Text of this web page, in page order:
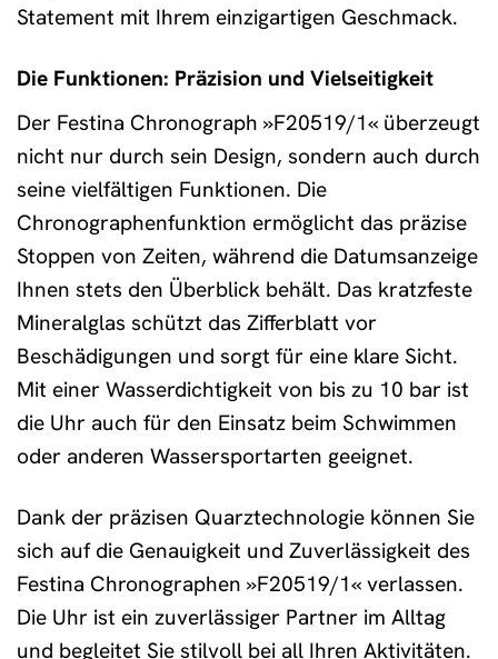
Statement mit Ihrem einzigartigen Geschmack.
Die Funktionen: Präzision und Vielseitigkeit
Der Festina Chronograph »F20519/1« überzeugt
nicht nur durch sein Design, sondern auch durch
seine vielfältigen Funktionen. Die
Chronographenfunktion ermöglicht das präzise
Stoppen von Zeiten, während die Datumsanzeige
Ihnen stets den Überblick behält. Das kratzfeste
Mineralglas schützt das Zifferblatt vor
Beschädigungen und sorgt für eine klare Sicht.
Mit einer Wasserdichtigkeit von bis zu 10 bar ist
die Uhr auch für den Einsatz beim Schwimmen
oder anderen Wassersportarten geeignet.
Dank der präzisen Quarztechnologie können Sie
sich auf die Genauigkeit und Zuverlässigkeit des
Festina Chronographen »F20519/1« verlassen.
Die Uhr ist ein zuverlässiger Partner im Alltag
und begleitet Sie stilvoll bei all Ihren Aktivitäten.